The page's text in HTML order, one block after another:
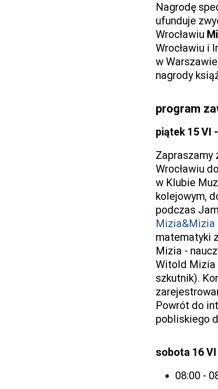
Nagrodę
ufunduje
Wrocławiu
Wrocławiu i
w
nagrody
program
piątek 15 VI
Zapraszamy
Wrocławiu
w Klubie
kolejowym,
podczas
Mizia&Mizia
matematyki
Mizia -
Witold Mizia
szkutnik).
Powrót do
pobliskiego
sobota 16
08:00 -